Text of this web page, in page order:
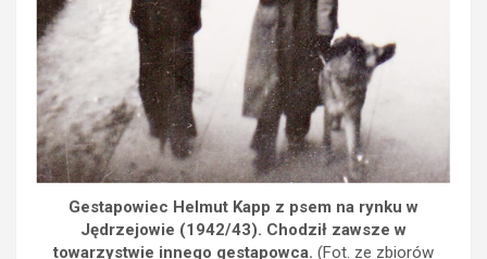
Gestapowiec Helmut Kapp z psem na rynku w
Jędrzejowie (1942/43). Chodził zawsze w
towarzystwie innego gestapowca. (Fot. ze zbiorów